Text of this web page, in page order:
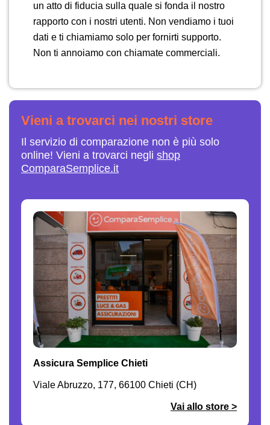
un atto di fiducia sulla quale si fonda il nostro
rapporto con i nostri utenti. Non vendiamo i tuoi
dati e ti chiamiamo solo per fornirti supporto.
Non ti annoiamo con chiamate commerciali.
Vieni a trovarci nei nostri store
Il servizio di comparazione non è più solo
online! Vieni a trovarci negli shop
ComparaSemplice.it
Assicura Semplice Chieti
Viale Abruzzo, 177, 66100 Chieti (CH)
Vai allo store >